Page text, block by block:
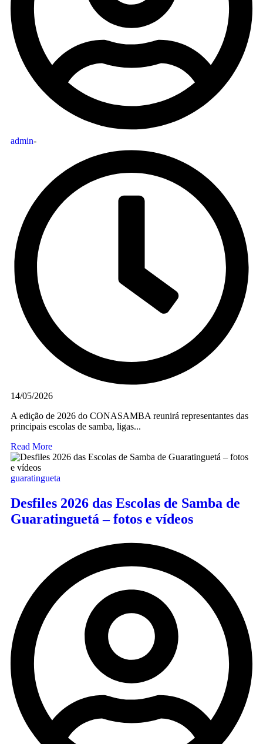
admin-
14/05/2026
A edição de 2026 do CONASAMBA reunirá representantes das
principais escolas de samba, ligas...
Read More
guaratingueta
Desfiles 2026 das Escolas de Samba de
Guaratinguetá – fotos e vídeos